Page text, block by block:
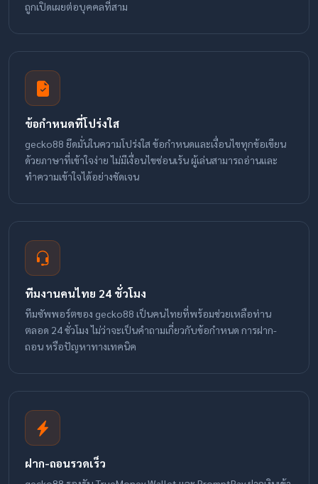
ถูกเปิดเผยต่อบุคคลที่สาม
ข้อกำหนดที่โปร่งใส
gecko88 ยึดมั่นในความโปร่งใส ข้อกำหนดและเงื่อนไขทุกข้อเขียน
ด้วยภาษาที่เข้าใจง่าย ไม่มีเงื่อนไขซ่อนเร้น ผู้เล่นสามารถอ่านและ
ทำความเข้าใจได้อย่างชัดเจน
ทีมงานคนไทย 24 ชั่วโมง
ทีมซัพพอร์ตของ gecko88 เป็นคนไทยที่พร้อมช่วยเหลือท่าน
ตลอด 24 ชั่วโมง ไม่ว่าจะเป็นคำถามเกี่ยวกับข้อกำหนด การฝาก-
ถอน หรือปัญหาทางเทคนิค
ฝาก-ถอนรวดเร็ว